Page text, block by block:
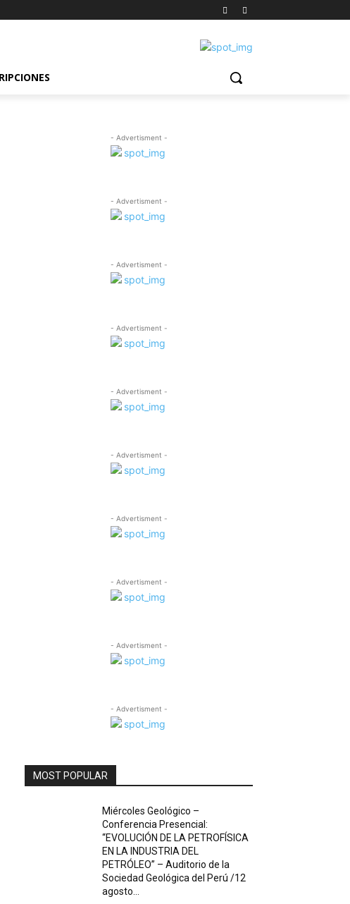
- Advertisment -
- Advertisment -
- Advertisment -
- Advertisment -
- Advertisment -
- Advertisment -
- Advertisment -
- Advertisment -
- Advertisment -
- Advertisment -
MOST POPULAR
Miércoles Geológico –
Conferencia Presencial:
“EVOLUCIÓN DE LA PETROFÍSICA
EN LA INDUSTRIA DEL
PETRÓLEO” – Auditorio de la
Sociedad Geológica del Perú /12
agosto...